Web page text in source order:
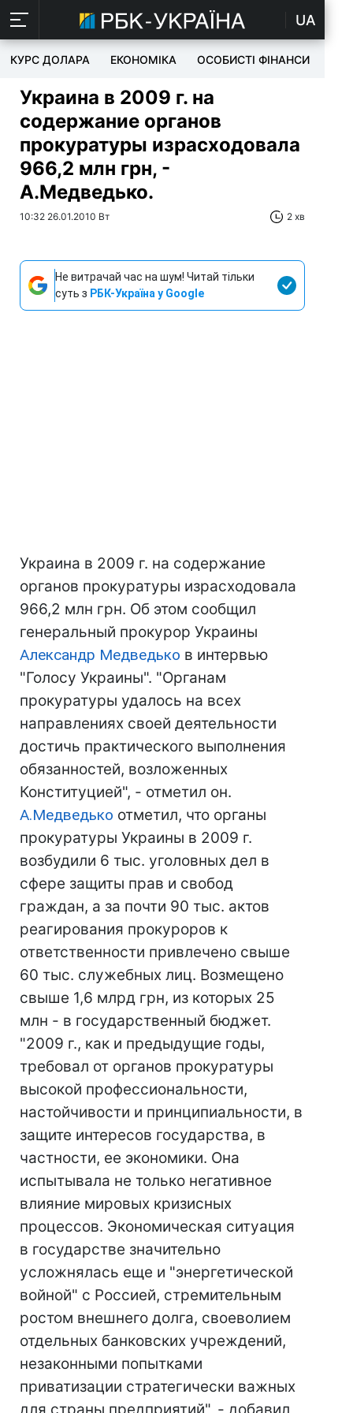
UA
КУРС ДОЛАРА ЕКОНОМІКА ОСОБИСТІ ФІНАНСИ
Украина в 2009 г. на
содержание органов
прокуратуры израсходовала
966,2 млн грн, -
А.Медведько.
10:32 26.01.2010 Вт 2 хв
Не витрачай час на шум! Читай тільки
суть з РБК-Україна у Google
Украина в 2009 г. на содержание
органов прокуратуры израсходовала
966,2 млн грн. Об этом сообщил
генеральный прокурор Украины
Александр Медведько в интервью
"Голосу Украины". "Органам
прокуратуры удалось на всех
направлениях своей деятельности
достичь практического выполнения
обязанностей, возложенных
Конституцией", - отметил он.
А.Медведько отметил, что органы
прокуратуры Украины в 2009 г.
возбудили 6 тыс. уголовных дел в
сфере защиты прав и свобод
граждан, а за почти 90 тыс. актов
реагирования прокуроров к
ответственности привлечено свыше
60 тыс. служебных лиц. Возмещено
свыше 1,6 млрд грн, из которых 25
млн - в государственный бюджет.
"2009 г., как и предыдущие годы,
требовал от органов прокуратуры
высокой профессиональности,
настойчивости и принципиальности, в
защите интересов государства, в
частности, ее экономики. Она
испытывала не только негативное
влияние мировых кризисных
процессов. Экономическая ситуация
в государстве значительно
усложнялась еще и "энергетической
войной" с Россией, стремительным
ростом внешнего долга, своеволием
отдельных банковских учреждений,
незаконными попытками
приватизации стратегически важных